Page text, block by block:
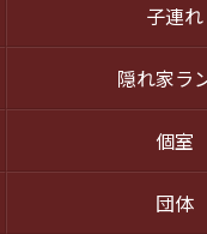
子連れ
隠れ家ラ
個室
団体